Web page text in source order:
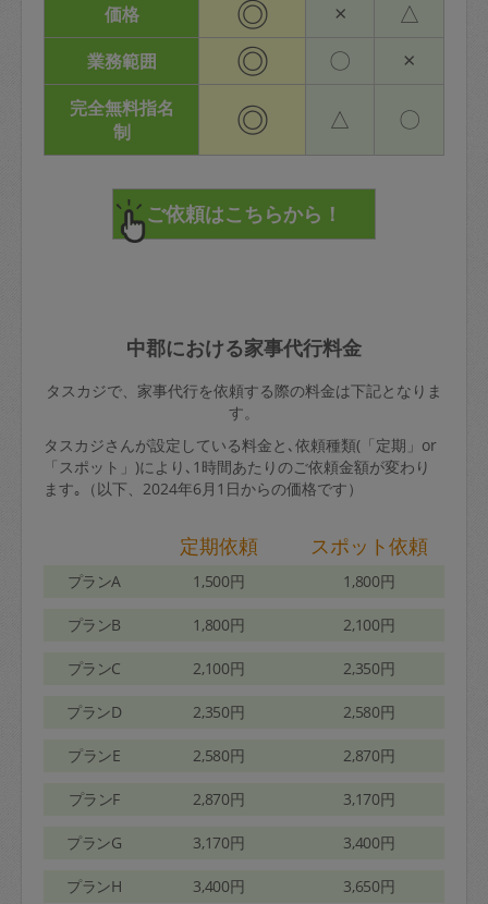
価格
◎ × △
業務範囲 ◎ 〇 ×
完全無料指名
制
◎ △ 〇
中郡における家事代行料金
タスカジで、家事代行を依頼する際の料金は下記となりま
す。
タスカジさんが設定している料金と､依頼種類(「定期」or
「スポット」)により､1時間あたりのご依頼金額が変わり
ます｡（以下、2024年6月1日からの価格です）
定期依頼 スポット依頼
プランA 1,500円 1,800円
プランB 1,800円 2,100円
プランC 2,100円 2,350円
プランD 2,350円 2,580円
プランE 2,580円 2,870円
プランF 2,870円 3,170円
プランG 3,170円 3,400円
プランH 3,400円 3,650円